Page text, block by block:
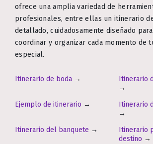
ofrece una amplia variedad de
profesionales, entre ellas un itinerario
detallado, cuidadosamente diseñado
coordinar y organizar cada momento de
especial.
Itinerario de boda →
Itinerario
→
Ejemplo de itinerario →
Itinerario
→
Itinerario del banquete →
Itinerario
destino →